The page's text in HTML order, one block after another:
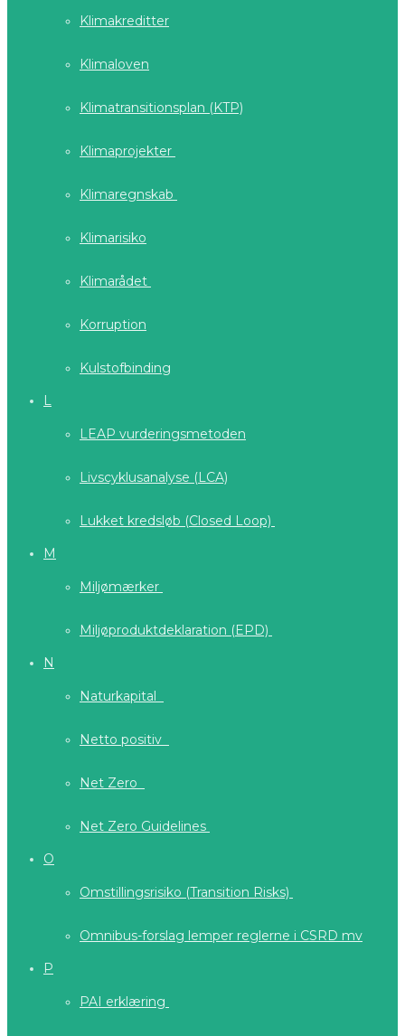
Klimakreditter
Klimaloven
Klimatransitionsplan (KTP)
Klimaprojekter
Klimaregnskab
Klimarisiko
Klimarådet
Korruption
Kulstofbinding
L
LEAP vurderingsmetoden
Livscyklusanalyse (LCA)
Lukket kredsløb (Closed Loop)
M
Miljømærker
Miljøproduktdeklaration (EPD)
N
Naturkapital
Netto positiv
Net Zero
Net Zero Guidelines
O
Omstillingsrisiko (Transition Risks)
Omnibus-forslag lemper reglerne i CSRD mv
P
PAI erklæring